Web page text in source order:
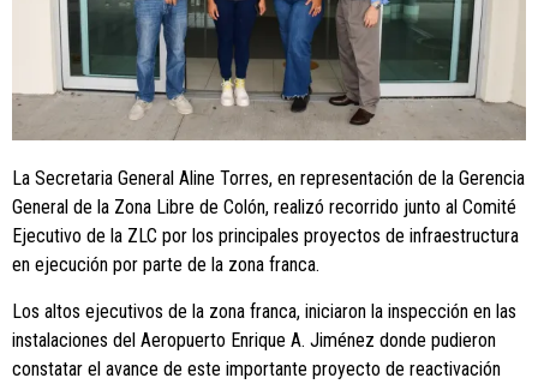
La Secretaria General Aline Torres, en representación de la Gerencia
General de la Zona Libre de Colón, realizó recorrido junto al Comité
Ejecutivo de la ZLC por los principales proyectos de infraestructura
en ejecución por parte de la zona franca.
Los altos ejecutivos de la zona franca, iniciaron la inspección en las
instalaciones del Aeropuerto Enrique A. Jiménez donde pudieron
constatar el avance de este importante proyecto de reactivación